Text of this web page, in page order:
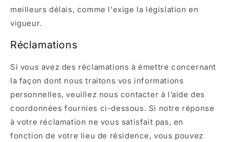
meilleurs délais, comme l'exige la législation en
vigueur.
Réclamations
Si vous avez des réclamations à émettre concernant
la façon dont nous traitons vos informations
personnelles, veuillez nous contacter à l’aide des
coordonnées fournies ci-dessous. Si notre réponse
à votre réclamation ne vous satisfait pas, en
fonction de votre lieu de résidence, vous pouvez